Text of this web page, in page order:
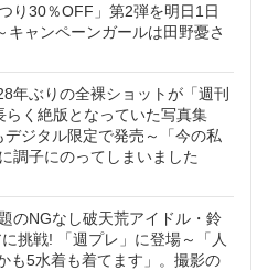
り30％OFF」第2弾を明日1日
キャンペーンガールは田野憂さ
年ぶりの全裸ショットが「週刊
らく絶版となっていた写真集
デジタル限定で発売～「今の私
調子にのってしまいました
のNGなし破天荒アイドル・鈴
挑戦! 「週プレ」に登場～「人
も5水着も着てます」。撮影の